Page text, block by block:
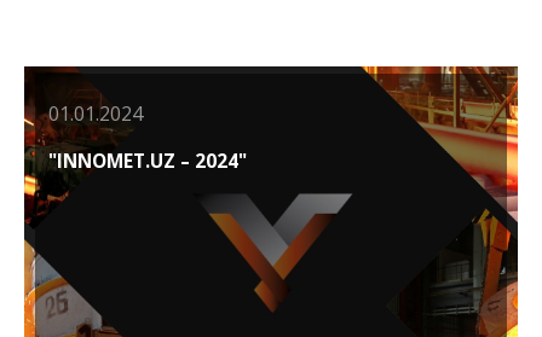
01.01.2024
"INNOMET.UZ – 2024"